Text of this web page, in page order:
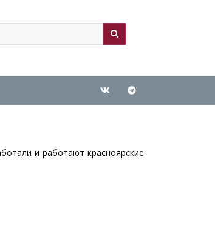
и работают красноярские